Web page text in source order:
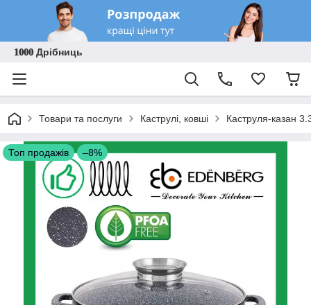
𝟏𝟎𝟎𝟎 Дрібниць
Товари та послуги Каструлі, ковші Каструля-казан
Топ продажів –8%